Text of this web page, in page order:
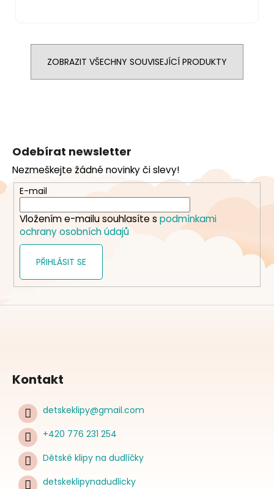
ZOBRAZIT VŠECHNY SOUVISEJÍCÍ PRODUKTY
a
t
Odebírat newsletter
Nezmeškejte žádné novinky či slevy!
E-mail
Vložením e-mailu souhlasíte s podmínkami
ochrany osobních údajů
PŘIHLÁSIT SE
Kontakt
detskeklipy@gmail.com
+420 776 231 254
Dětské klipy na dudlíčky
detskeklipynadudlicky